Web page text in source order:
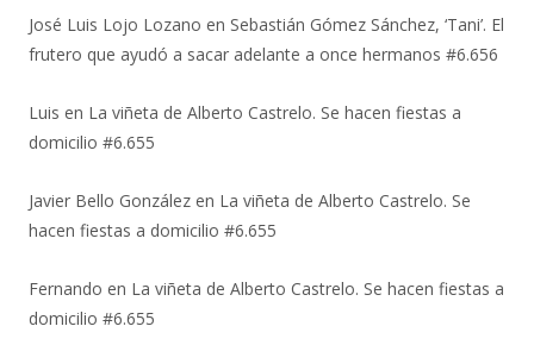
José Luis Lojo Lozano en Sebastián Gómez Sánchez, ‘Tani’. El
frutero que ayudó a sacar adelante a once hermanos #6.656
Luis en La viñeta de Alberto Castrelo. Se hacen fiestas a
domicilio #6.655
Javier Bello González en La viñeta de Alberto Castrelo. Se
hacen fiestas a domicilio #6.655
Fernando en La viñeta de Alberto Castrelo. Se hacen fiestas a
domicilio #6.655